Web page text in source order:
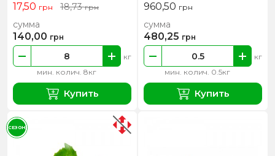
17,50 грн 18,73грн
мин. колич. 8кг
кг
сумма
140,00 грн
Купить
960,50 грн
мин. колич. 0.5кг
кг
сумма
480,25 грн
Купить
СЕЗОН